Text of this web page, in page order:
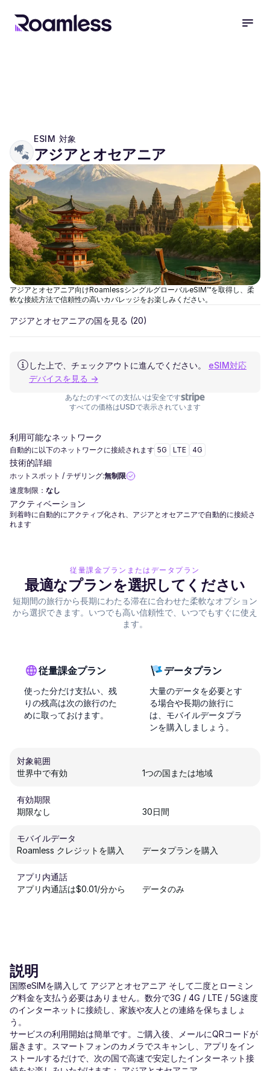
ESIM 対象
アジアとオセアニア
アジアとオセアニア向けRoamlessシングルグローバルeSIM™を取得し、柔
軟な接続方法で信頼性の高いカバレッジをお楽しみください。
アジアとオセアニアの国を見る (20)
した上で、チェックアウトに進んでください。
eSIM対応
デバイスを見る →
あなたのすべての支払いは安全です
すべての価格はUSDで表示されています
利用可能なネットワーク
自動的に以下のネットワークに接続されます 5G LTE 4G
技術的詳細
ホットスポット / テザリング:無制限
速度制限： なし
アクティベーション
到着時に自動的にアクティブ化され、アジアとオセアニアで自動的に接続さ
れます
従量課金プランまたはデータプラン
最適なプランを選択してください
短期間の旅行から長期にわたる滞在に合わせた柔軟なオプション
から選択できます。いつでも高い信頼性で、いつでもすぐに使え
ます。
従量課金プラン
使った分だけ支払い、残
りの残高は次の旅行のた
めに取っておけます。
データプラン
大量のデータを必要とす
る場合や長期の旅行に
は、モバイルデータプラ
ンを購入しましょう。
対象範囲
世界中で有効
1つの国または地域
有効期限
期限なし
30日間
モバイルデータ
Roamless クレジットを購入
データプランを購入
アプリ内通話
アプリ内通話は$0.01/分から
データのみ
説明
国際eSIMを購入して アジアとオセアニア そして二度とローミン
グ料金を支払う必要はありません。数分で3G / 4G / LTE / 5G速度
のインターネットに接続し、家族や友人との連絡を保ちましょ
う。
サービスの利用開始は簡単です。ご購入後、メールにQRコードが
届きます。スマートフォンのカメラでスキャンし、アプリをイン
ストールするだけで、次の国で高速で安定したインターネット接